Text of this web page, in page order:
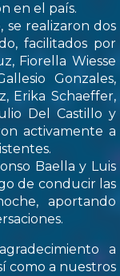
en el país.
se realizaron dos
facilitados por
Fiorella Wiesse
Gonzales,
Erika Schaeffer,
Del Castillo y
activamente a
Baella y Luis
de conducir las
aportando
a
como a nuestros